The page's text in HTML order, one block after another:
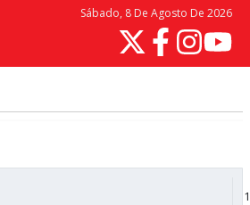
Sábado, 8 De Agosto De 2026